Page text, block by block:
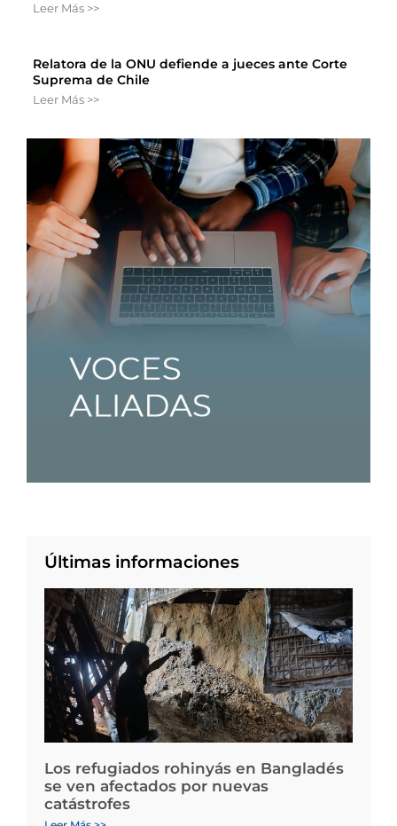
Leer Más >>
Relatora de la ONU defiende a jueces ante Corte
Suprema de Chile
Leer Más >>
Últimas informaciones
Los refugiados rohinyás en Bangladés
se ven afectados por nuevas
catástrofes